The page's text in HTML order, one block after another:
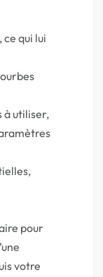
qui lui
à utiliser,
pour
votre